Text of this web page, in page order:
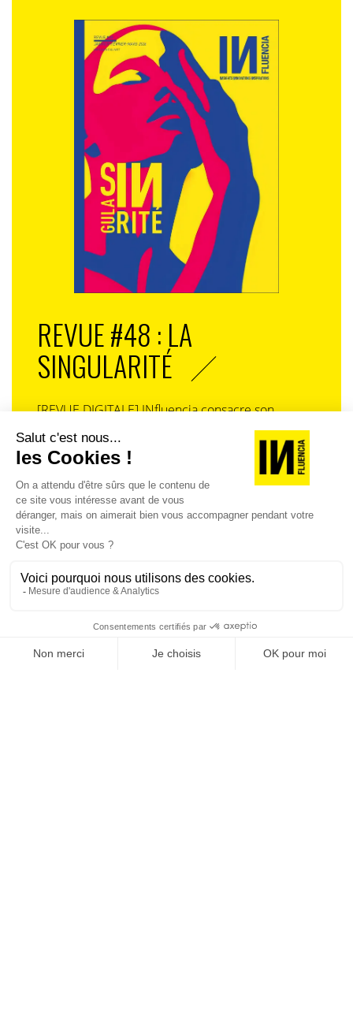
REVUE #48 : LA
SINGULARITÉ
[REVUE DIGITALE] INfluencia consacre son
prochain numéro à une question devenue
centrale dans l’économie contemporaine : Qu’est-
ce que la singularité à l’heure de la
standardisation généralisée ? Ce numéro explore
la singularité là où elle est la plus mise à l’épreuve
: dans l’entreprise, dans la marque, dans les
organisations, dans les choix de gouvernance,
J'ACHÈTE LE NUMÉRO